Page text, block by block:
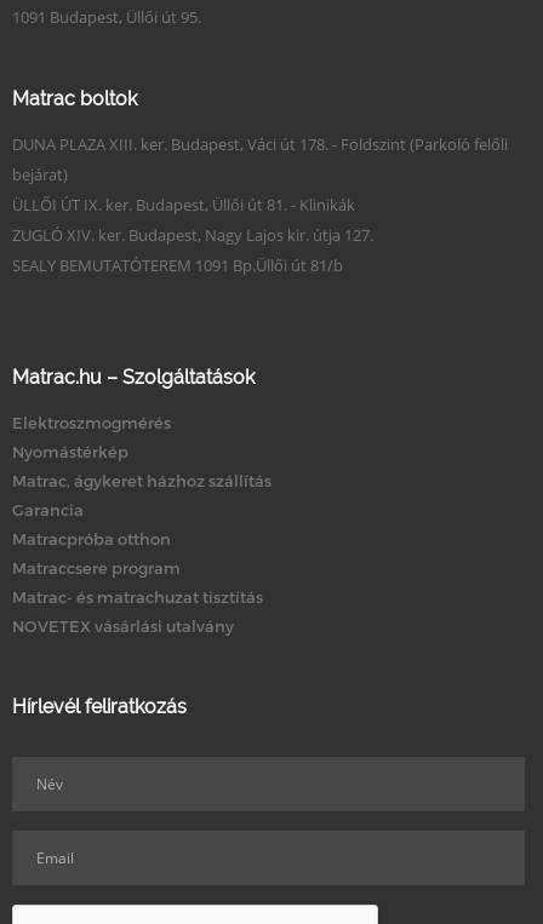
1091 Budapest, Üllői út 95.
Matrac boltok
DUNA PLAZA XIII. ker. Budapest, Váci út 178. - Földszint (Parkoló felőli
bejárat)
ÜLLŐI ÚT IX. ker. Budapest, Üllői út 81. - Klinikák
ZUGLÓ XIV. ker. Budapest, Nagy Lajos kir. útja 127.
SEALY BEMUTATÓTEREM 1091 Bp.Üllői út 81/b
Matrac.hu – Szolgáltatások
Elektroszmogmérés
Nyomástérkép
Matrac, ágykeret házhoz szállítás
Garancia
Matracpróba otthon
Matraccsere program
Matrac- és matrachuzat tisztítás
NOVETEX vásárlási utalvány
Hírlevél feliratkozás